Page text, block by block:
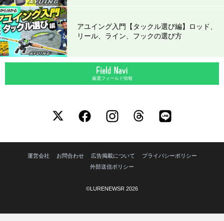
アユイング入門【タックル選び編】ロッド、
リール、ライン、フックの選び方
厳選フィールド情報
運営会社 お問合わせ 広告掲載について
プライバシーポリシー
外部送信ポリシー
©LURENEWSR 2026